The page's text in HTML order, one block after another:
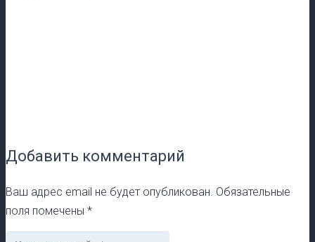
Добавить комментарий
Ваш адрес email не будет опубликован. Обязательные
поля помечены *